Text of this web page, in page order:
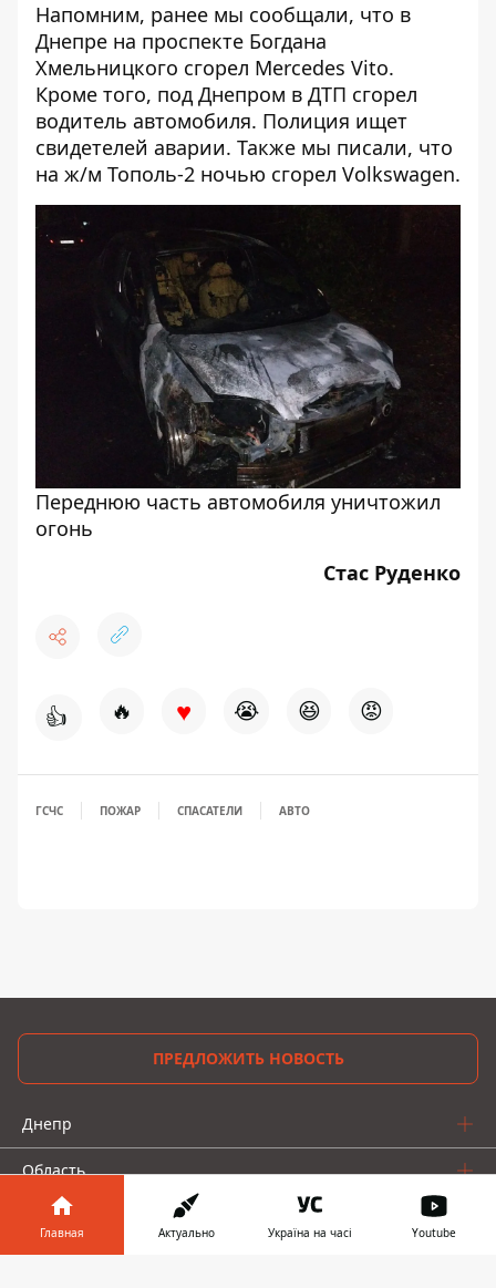
Напомним, ранее мы сообщали, что в
Днепре на проспекте Богдана
Хмельницкого сгорел Mercedes Vito.
Кроме того, под Днепром в ДТП сгорел
водитель автомобиля. Полиция ищет
свидетелей аварии. Также мы писали, что
на ж/м Тополь-2 ночью сгорел Volkswagen.
Переднюю часть автомобиля уничтожил
огонь
Стас Руденко
👍 🔥 ♥ 😭 😆 😡
ГСЧС ПОЖАР СПАСАТЕЛИ АВТО
ПРЕДЛОЖИТЬ НОВОСТЬ
Днепр
Область
Украина
Главная Актуально Україна на часі Youtube